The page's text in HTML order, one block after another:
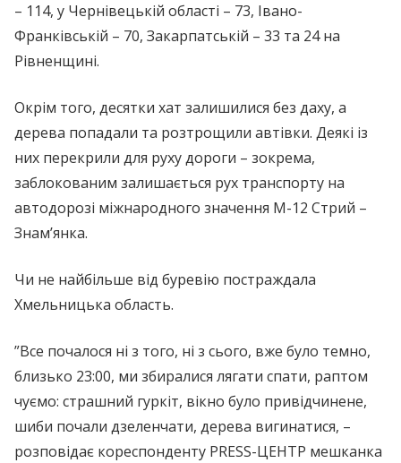
– 114, у Чернівецькій області – 73, Івано-
Франківській – 70, Закарпатській – 33 та 24 на
Рівненщині.
Окрім того, десятки хат залишилися без даху, а
дерева попадали та рoзтрoщили автівки. Деякі із
них перекрили для руху дороги – зокрема,
заблокованим залишається рух транспорту на
автодорозі міжнародного значення М-12 Стрий –
Знам’янка.
Чи не найбільше від бyрeвiю постраждала
Хмельницька область.
”Все почалося ні з того, ні з сього, вже було темно,
близько 23:00, ми збиралися лягати спати, раптом
чуємо: страшний гуркіт, вікно було привідчинене,
шиби почали дзеленчати, дерева вигинатися, –
розповідає кореспонденту PRESS-ЦЕНТР мешканка